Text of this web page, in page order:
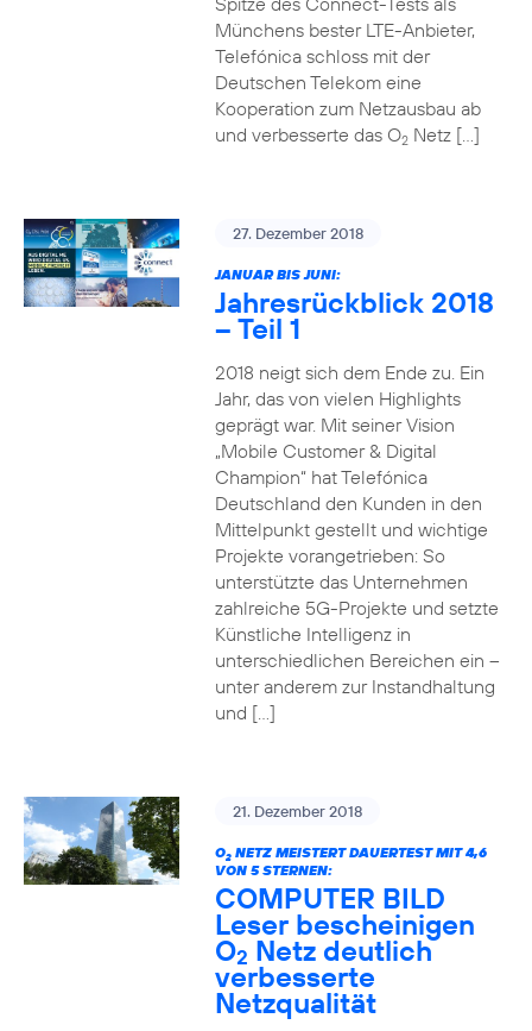
Münchens bester LTE-Anbieter,
Telefónica schloss mit der
Deutschen Telekom eine
Kooperation zum Netzausbau ab
und verbesserte das O2Netz […]
27. Dezember 2018
JANUAR BIS JUNI:
Jahresrückblick 2018
– Teil 1
2018 neigt sich dem Ende zu. Ein
Jahr, das von vielen Highlights
geprägt war. Mit seiner Vision
„Mobile Customer & Digital
Champion“ hat Telefónica
Deutschland den Kunden in den
Mittelpunkt gestellt und wichtige
Projekte vorangetrieben: So
unterstützte das Unternehmen
zahlreiche 5G-Projekte und setzte
Künstliche Intelligenz in
unterschiedlichen Bereichen ein –
unter anderem zur Instandhaltung
und […]
21. Dezember 2018
O2NETZ MEISTERT DAUERTEST MIT 4,6
VON 5 STERNEN:
COMPUTER BILD
Leser bescheinigen
O2 Netz deutlich
verbesserte
Netzqualität